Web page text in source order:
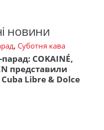
новини
, Суботня кава
парад: COKAINÉ,
представили
Libre & Dolce